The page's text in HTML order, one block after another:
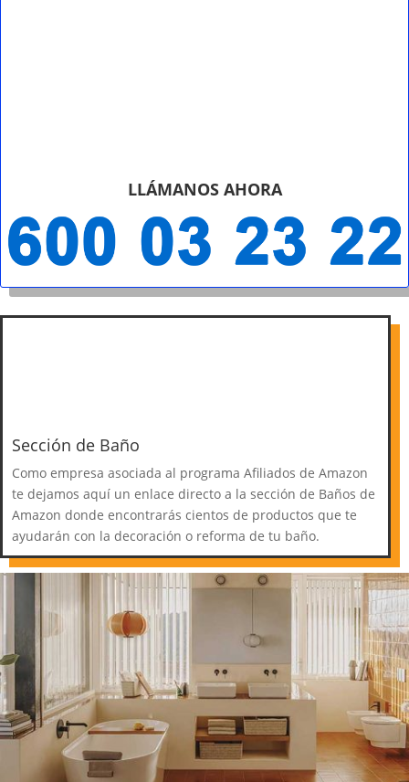
LLÁMANOS AHORA
Sección de Baño
Como empresa asociada al programa Afiliados de Amazon
te dejamos aquí un enlace directo a la sección de Baños de
Amazon donde encontrarás cientos de productos que te
ayudarán con la decoración o reforma de tu baño.